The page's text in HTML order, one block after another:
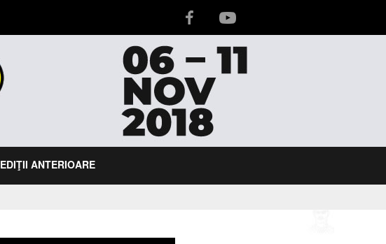
EDIŢII ANTERIOARE